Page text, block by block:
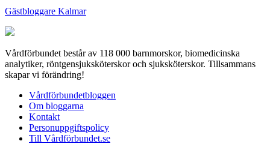
Gästbloggare Kalmar
Vårdförbundet består av 118 000 barnmorskor, biomedicinska
analytiker, röntgensjuksköterskor och sjuksköterskor. Tillsammans
skapar vi förändring!
Vårdförbundetbloggen
Om bloggarna
Kontakt
Personuppgiftspolicy
Till Vårdförbundet.se